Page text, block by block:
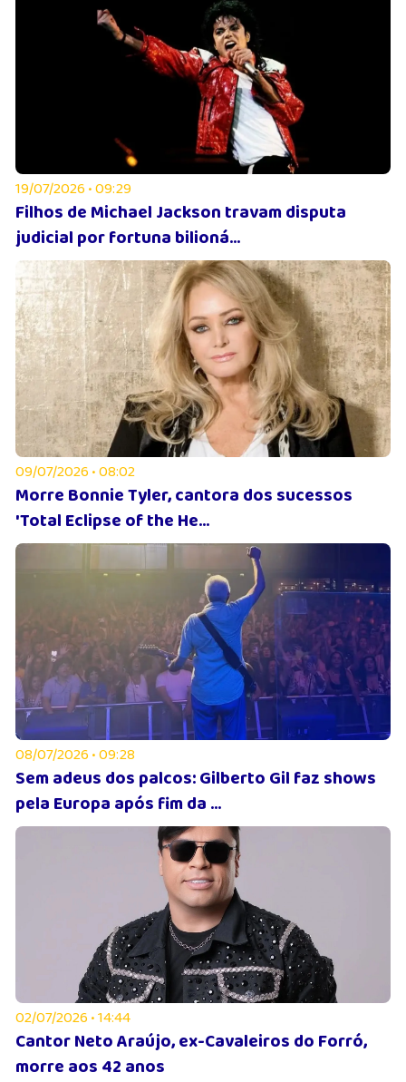
19/07/2026 • 09:29
Filhos de Michael Jackson travam disputa
judicial por fortuna bilioná...
09/07/2026 • 08:02
Morre Bonnie Tyler, cantora dos sucessos
'Total Eclipse of the He...
08/07/2026 • 09:28
Sem adeus dos palcos: Gilberto Gil faz shows
pela Europa após fim da ...
02/07/2026 • 14:44
Cantor Neto Araújo, ex-Cavaleiros do Forró,
morre aos 42 anos